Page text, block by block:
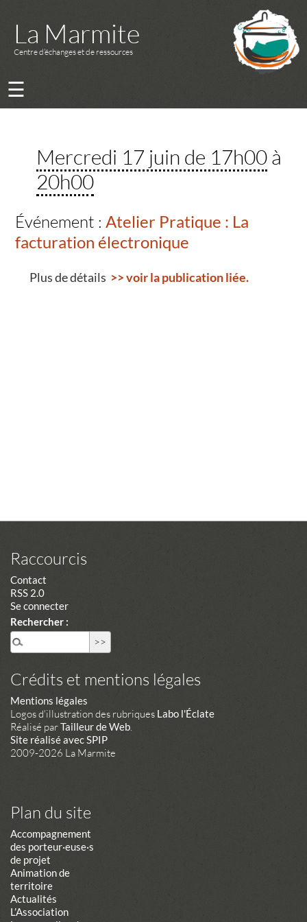
La Marmite
Centre d’échanges et de ressources
☰
Mercredi 17 juin de 17h00à
20h00
Événement :Atelier Pratique : La
facturation électronique
Plus de détails >> voir la publication liée.
Raccourcis
Contact
RSS 2.0
Se connecter
Rechercher :
Crédits et mentions légales
Mentions légales
Logos d'illustration des rubriques Labo l'Éclate
Réalisé parTailleur de Web.
Site réalisé avec SPIP
2009-2026 La Marmite
Plan du site
Accompagnement
des porteur·euse·s
de projet
Animation de
territoire
Actualités
L’Association